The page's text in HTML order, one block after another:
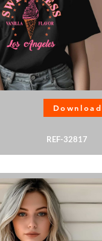
Download
REF-32817